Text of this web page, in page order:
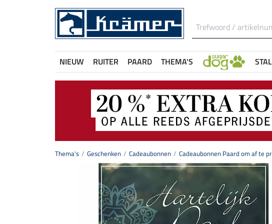
NIEUW RUITER PAARD THEMA'S
Thema's Geschenken Cadeaubonnen Cadeaubonnen Paard om af te